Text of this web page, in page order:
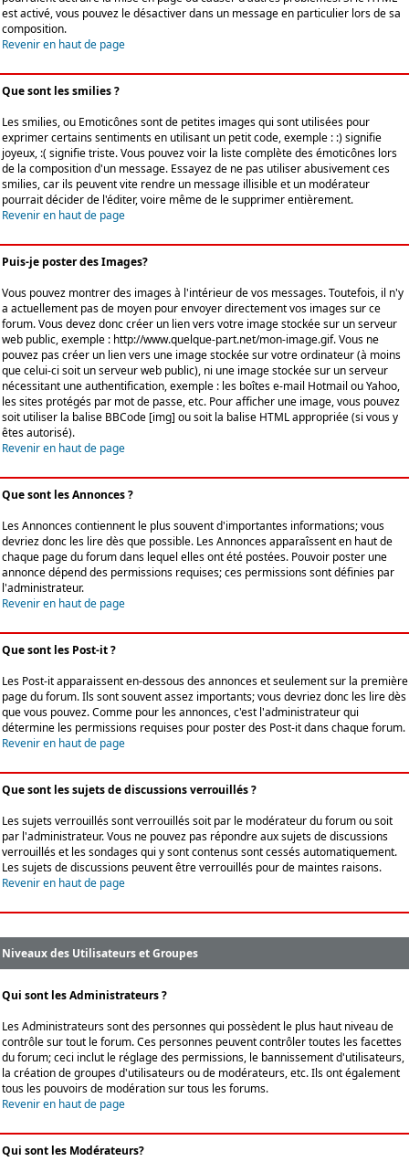
est activé, vous pouvez le désactiver dans un message en particulier lors de sa
composition.
Revenir en haut de page
Que sont les smilies ?
Les smilies, ou Emoticônes sont de petites images qui sont utilisées pour
exprimer certains sentiments en utilisant un petit code, exemple : :) signifie
joyeux, :( signifie triste. Vous pouvez voir la liste complète des émoticônes lors
de la composition d'un message. Essayez de ne pas utiliser abusivement ces
smilies, car ils peuvent vite rendre un message illisible et un modérateur
pourrait décider de l'éditer, voire même de le supprimer entièrement.
Revenir en haut de page
Puis-je poster des Images?
Vous pouvez montrer des images à l'intérieur de vos messages. Toutefois, il n'y
a actuellement pas de moyen pour envoyer directement vos images sur ce
forum. Vous devez donc créer un lien vers votre image stockée sur un serveur
web public, exemple : http://www.quelque-part.net/mon-image.gif. Vous ne
pouvez pas créer un lien vers une image stockée sur votre ordinateur (à moins
que celui-ci soit un serveur web public), ni une image stockée sur un serveur
nécessitant une authentification, exemple : les boîtes e-mail Hotmail ou Yahoo,
les sites protégés par mot de passe, etc. Pour afficher une image, vous pouvez
soit utiliser la balise BBCode [img] ou soit la balise HTML appropriée (si vous y
êtes autorisé).
Revenir en haut de page
Que sont les Annonces ?
Les Annonces contiennent le plus souvent d'importantes informations; vous
devriez donc les lire dès que possible. Les Annonces apparaîssent en haut de
chaque page du forum dans lequel elles ont été postées. Pouvoir poster une
annonce dépend des permissions requises; ces permissions sont définies par
l'administrateur.
Revenir en haut de page
Que sont les Post-it ?
Les Post-it apparaissent en-dessous des annonces et seulement sur la première
page du forum. Ils sont souvent assez importants; vous devriez donc les lire dès
que vous pouvez. Comme pour les annonces, c'est l'administrateur qui
détermine les permissions requises pour poster des Post-it dans chaque forum.
Revenir en haut de page
Que sont les sujets de discussions verrouillés ?
Les sujets verrouillés sont verrouillés soit par le modérateur du forum ou soit
par l'administrateur. Vous ne pouvez pas répondre aux sujets de discussions
verrouillés et les sondages qui y sont contenus sont cessés automatiquement.
Les sujets de discussions peuvent être verrouillés pour de maintes raisons.
Revenir en haut de page
Niveaux des Utilisateurs et Groupes
Qui sont les Administrateurs ?
Les Administrateurs sont des personnes qui possèdent le plus haut niveau de
contrôle sur tout le forum. Ces personnes peuvent contrôler toutes les facettes
du forum; ceci inclut le réglage des permissions, le bannissement d'utilisateurs,
la création de groupes d'utilisateurs ou de modérateurs, etc. Ils ont également
tous les pouvoirs de modération sur tous les forums.
Revenir en haut de page
Qui sont les Modérateurs?